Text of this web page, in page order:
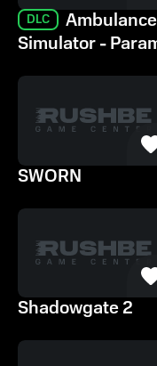
DLC
Simulator -
SWORN
Shadowgate 2